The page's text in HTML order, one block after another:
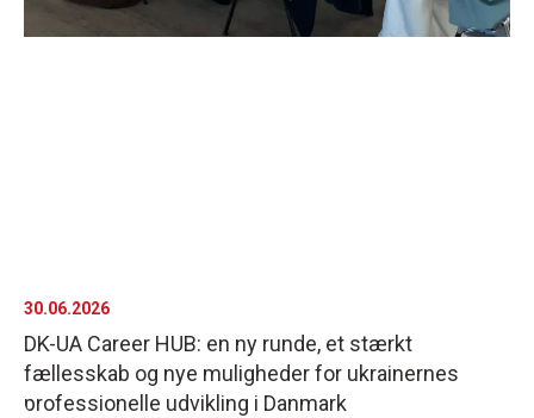
DK-UA Career HUB: en ny runde, et stærkt
fællesskab og nye muligheder for ukrainernes
professionelle udvikling i Danmark
30.06.2026